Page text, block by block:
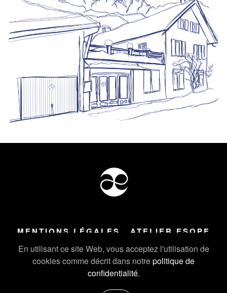
En utilisant ce site Web, vous acceptez l'utilisation de
cookies comme décrit dans notrepolitique de
confidentialité.
MENTIONS LÉGALES ATELIER ESOPE